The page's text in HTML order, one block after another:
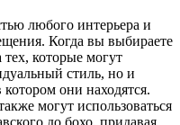
любого интерьера и
Когда вы выбираете
тех, которые могут
стиль, но и
они находятся.
могут использоваться